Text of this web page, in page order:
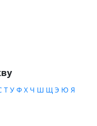
Т У Ф Х Ч Ш Щ Э Ю Я